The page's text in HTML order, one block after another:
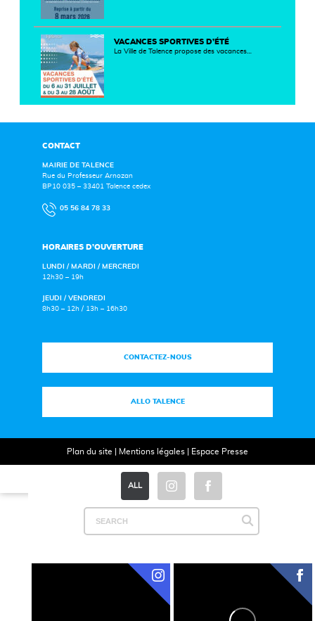
ALL
VACANCES SPORTIVES D’ÉTÉ
La Ville de Talence propose des vacances…
CONTACT
MAIRIE DE TALENCE
Rue du Professeur Arnozan
BP10 035 – 33401 Talence cedex
05 56 84 78 33
HORAIRES D’OUVERTURE
LUNDI / MARDI / MERCREDI
12h30 – 19h
JEUDI / VENDREDI
8h30 – 12h / 13h – 16h30
CONTACTEZ-NOUS
ALLO TALENCE
Plan du site Mentions légales| Espace Presse